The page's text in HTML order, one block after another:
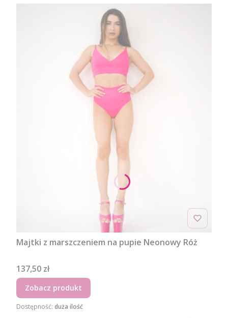
Majtki z marszczeniem na pupie Neonowy Róż
Cena
137,50 zł
Zobacz produkt
Dostępność: duża ilość